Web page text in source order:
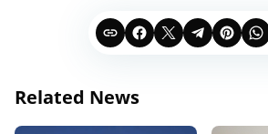
Related News